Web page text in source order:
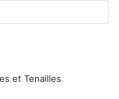
et Tenailles